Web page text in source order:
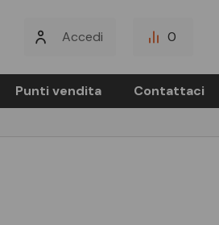
Accedi 0
Punti vendita Contattaci